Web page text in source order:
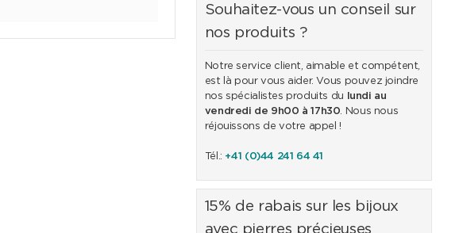
Souhaitez-vous un conseil sur
nos produits ?
Notre service client, aimable et compétent,
est là pour vous aider. Vous pouvez joindre
nos spécialistes produits du
lundi au
vendredi de 9h00 à 17h30. Nous nous
réjouissons de votre appel !
Tél.: +41 (0)44 241 64 41
15% de rabais sur les bijoux
avec pierres précieuses